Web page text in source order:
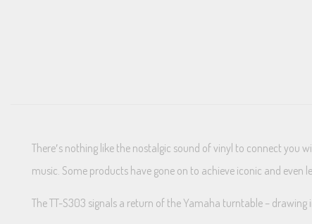
There′s nothing like the nostalgic sound of vinyl to connect you
music. Some products have gone on to achieve iconic and
The TT-S303 signals a return of the Yamaha turntable –